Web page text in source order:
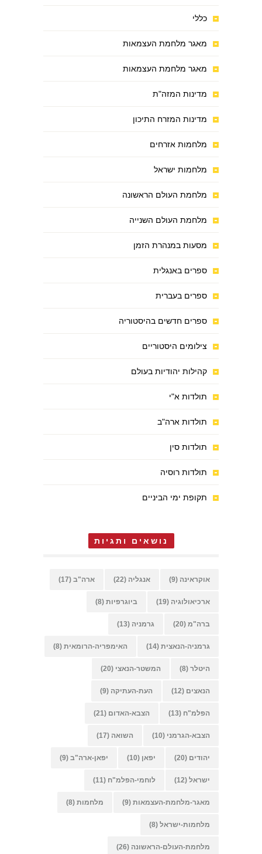
כללי
מאגר מלחמת העצמאות
מאגר מלחמת העצמאות
מדינות המזה"ת
מדינות המזרח התיכון
מלחמות אזרחים
מלחמות ישראל
מלחמת העולם הראשונה
מלחמת העולם השנייה
מסעות במנהרת הזמן
ספרים באנגלית
ספרים בעברית
ספרים חדשים בהיסטוריה
צילומים היסטוריים
קהילות יהודיות בעולם
תולדות א"י
תולדות ארה"ב
תולדות סין
תולדות רוסיה
תקופת ימי הביניים
נושאים ותגיות
אוקראינה (9) אנגליה (22) ארה"ב (17)
ארכיאולוגיה (19) ביוגרפיות (8)
ברה"מ (20) גרמניה (13)
גרמניה-הנאצית (14) האימפריה-הרומאית (8)
היטלר (8) המשטר-הנאצי (20)
הנאצים (12) העת-העתיקה (9)
הפלמ"ח (13) הצבא-האדום (21)
הצבא-הגרמני (10) השואה (17)
יהודים (20) יפאן (10) יפאן-ארה"ב (9)
ישראל (12) לוחמי-הפלמ"ח (11)
מאגר-מלחמת-העצמאות (9) מלחמות (8)
מלחמות-ישראל (8)
מלחמת-העולם-הראשונה (26)